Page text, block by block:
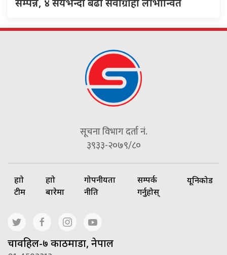
सूचना विभाग दर्ता नं.
३९३३-२०७९/८०
हाम्रो
टीम
हाम्रो
बारेमा
गोपनीयता
नीति
सम्पर्क
गर्नुहोस्
यूनिकोड
चावहिल-७ काठमाडौं, नेपाल